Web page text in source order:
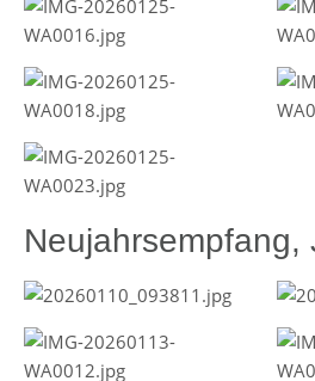
Neujahrsempfang,